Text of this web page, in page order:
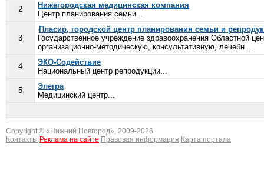
2
Нижегородская медицинская компания
Центр планирования семьи...
3
Пласир, городской центр планирования семьи и
Государственное учреждение здравоохранения Областной
организационно-методическую, консультативную, лечебн...
4
ЭКО-Содействие
Национальный центр репродукции...
5
Элегра
Медицинский центр...
Copyright © « Нижний Новгород», 2009-2026
Контакты Реклама на сайте Правовая информация Карта портала